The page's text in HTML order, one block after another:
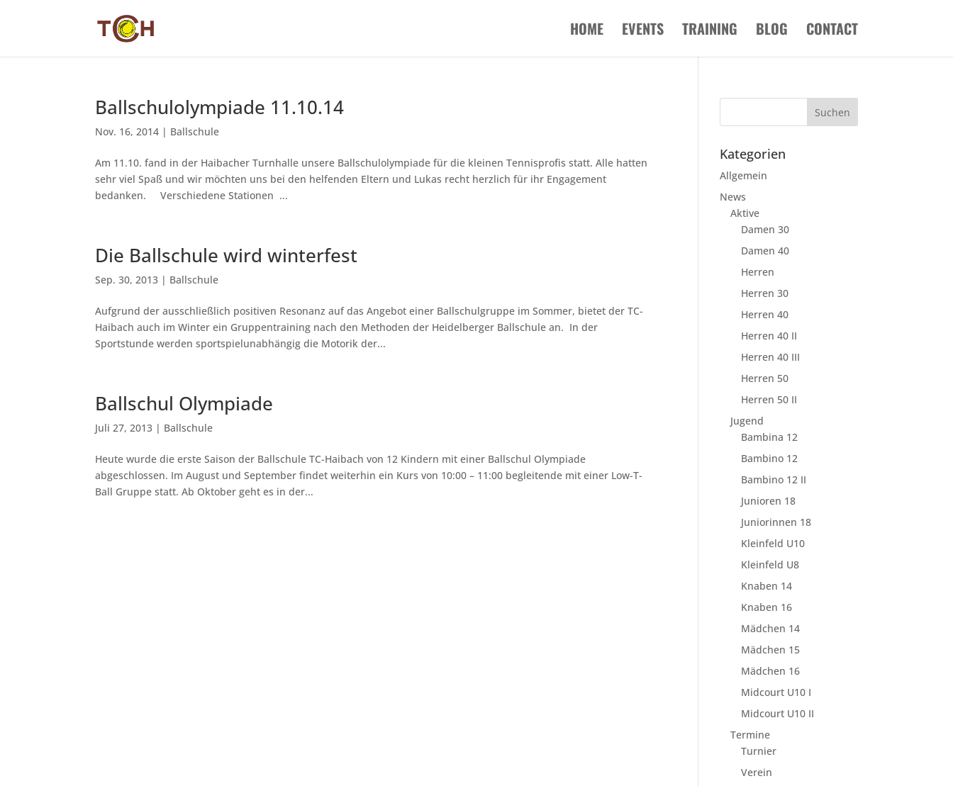
HOME EVENTS TRAINING BLOG CONTACT
Ballschulolympiade 11.10.14
Nov. 16, 2014 | Ballschule
Am 11.10. fand in der Haibacher Turnhalle unsere Ballschulolympiade für die kleinen Tennisprofis statt. Alle hatten
sehr viel Spaß und wir möchten uns bei den helfenden Eltern und Lukas recht herzlich für ihr Engagement
bedanken. Verschiedene Stationen ...
Die Ballschule wird winterfest
Sep. 30, 2013 | Ballschule
Aufgrund der ausschließlich positiven Resonanz auf das Angebot einer Ballschulgruppe im Sommer, bietet der TC-
Haibach auch im Winter ein Gruppentraining nach den Methoden der Heidelberger Ballschule an. In der
Sportstunde werden sportspielunabhängig die Motorik der...
Ballschul Olympiade
Juli 27, 2013 | Ballschule
Heute wurde die erste Saison der Ballschule TC-Haibach von 12 Kindern mit einer Ballschul Olympiade
abgeschlossen. Im August und September findet weiterhin ein Kurs von 10:00 – 11:00 begleitende mit einer Low-T-
Ball Gruppe statt. Ab Oktober geht es in der...
Kategorien
Allgemein
News
Aktive
Damen 30
Damen 40
Herren
Herren 30
Herren 40
Herren 40 II
Herren 40 III
Herren 50
Herren 50 II
Jugend
Bambina 12
Bambino 12
Bambino 12 II
Junioren 18
Juniorinnen 18
Kleinfeld U10
Kleinfeld U8
Knaben 14
Knaben 16
Mädchen 14
Mädchen 15
Mädchen 16
Midcourt U10 I
Midcourt U10 II
Termine
Turnier
Verein